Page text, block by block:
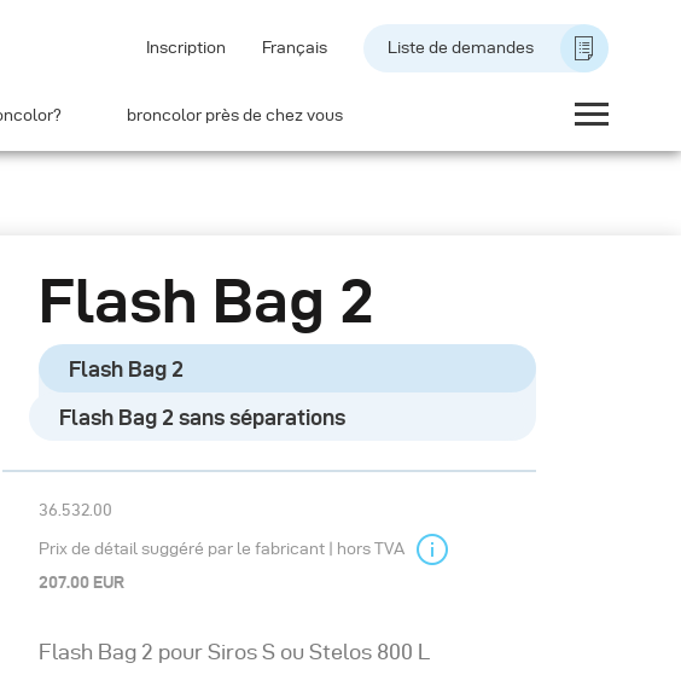
Inscription Français Liste de demandes
broncolor près de chez vous
Flash Bag 2
Flash Bag 2
Flash Bag 2 sans séparations
36.532.00
Prix de détail suggéré par le fabricant | hors TVA
207.00 EUR
Flash Bag 2 pour Siros S ou Stelos 800 L